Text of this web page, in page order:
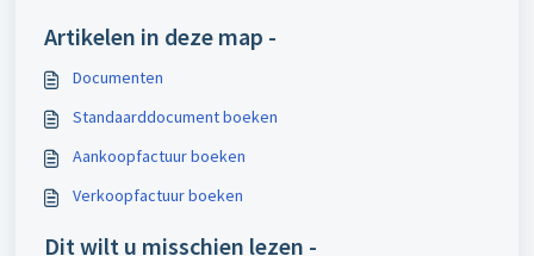
Artikelen in deze map -
Documenten
Standaarddocument boeken
Aankoopfactuur boeken
Verkoopfactuur boeken
Dit wilt u misschien lezen -